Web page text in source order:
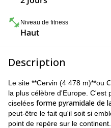
Niveau de fitness
Haut
Description
Le site **Cervin (4 478 m)**ou
la plus célèbre d'Europe. C'est
ciselées forme pyramidale de
peut-être le fait qu'il soit si
point de repère sur le continent.